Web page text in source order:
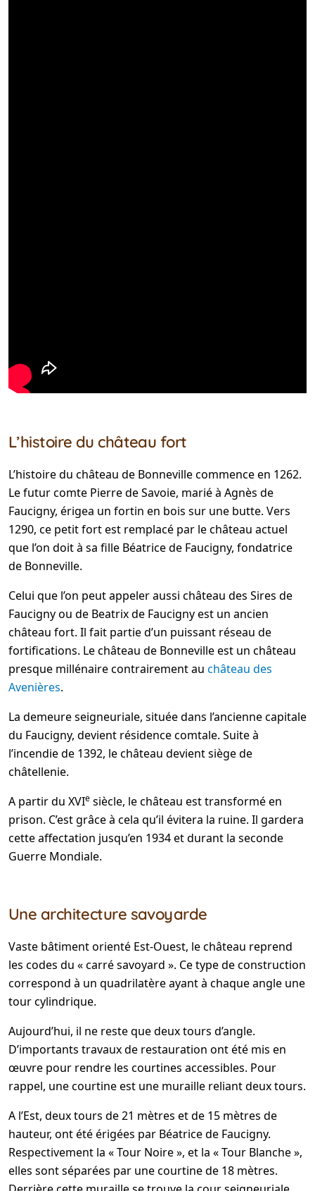
L’histoire du château fort
L’histoire du château de Bonneville commence en 1262.
Le futur comte Pierre de Savoie, marié à Agnès de
Faucigny, érigea un fortin en bois sur une butte. Vers
1290, ce petit fort est remplacé par le château actuel
que l’on doit à sa fille Béatrice de Faucigny, fondatrice
de Bonneville.
Celui que l’on peut appeler aussi château des Sires de
Faucigny ou de Beatrix de Faucigny est un ancien
château fort. Il fait partie d’un puissant réseau de
fortifications. Le château de Bonneville est un château
presque millénaire contrairement au château des
Avenières.
La demeure seigneuriale, située dans l’ancienne capitale
du Faucigny, devient résidence comtale. Suite à
l’incendie de 1392, le château devient siège de
châtellenie.
A partir du XVIe siècle, le château est transformé en
prison. C’est grâce à cela qu’il évitera la ruine. Il gardera
cette affectation jusqu’en 1934 et durant la seconde
Guerre Mondiale.
Une architecture savoyarde
Vaste bâtiment orienté Est-Ouest, le château reprend
les codes du « carré savoyard ». Ce type de construction
correspond à un quadrilatère ayant à chaque angle une
tour cylindrique.
Aujourd’hui, il ne reste que deux tours d’angle.
D’importants travaux de restauration ont été mis en
œuvre pour rendre les courtines accessibles. Pour
rappel, une courtine est une muraille reliant deux tours.
A l’Est, deux tours de 21 mètres et de 15 mètres de
hauteur, ont été érigées par Béatrice de Faucigny.
Respectivement la « Tour Noire », et la « Tour Blanche »,
elles sont séparées par une courtine de 18 mètres.